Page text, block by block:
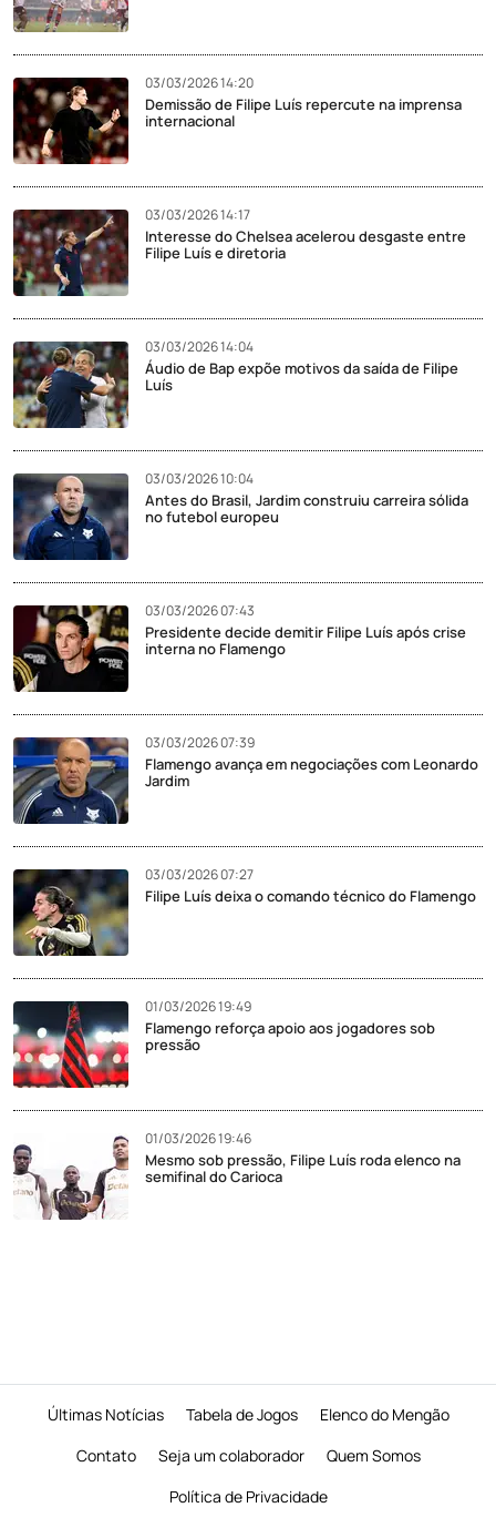
03/03/2026 14:20
Demissão de Filipe Luís repercute na imprensa
internacional
03/03/2026 14:17
Interesse do Chelsea acelerou desgaste entre
Filipe Luís e diretoria
03/03/2026 14:04
Áudio de Bap expõe motivos da saída de Filipe
Luís
03/03/2026 10:04
Antes do Brasil, Jardim construiu carreira sólida
no futebol europeu
03/03/2026 07:43
Presidente decide demitir Filipe Luís após crise
interna no Flamengo
03/03/2026 07:39
Flamengo avança em negociações com Leonardo
Jardim
03/03/2026 07:27
Filipe Luís deixa o comando técnico do Flamengo
01/03/2026 19:49
Flamengo reforça apoio aos jogadores sob
pressão
01/03/2026 19:46
Mesmo sob pressão, Filipe Luís roda elenco na
semifinal do Carioca
Últimas Notícias Tabela de Jogos
Elenco do Mengão
Contato
Seja um colaborador
Quem Somos
Política de Privacidade